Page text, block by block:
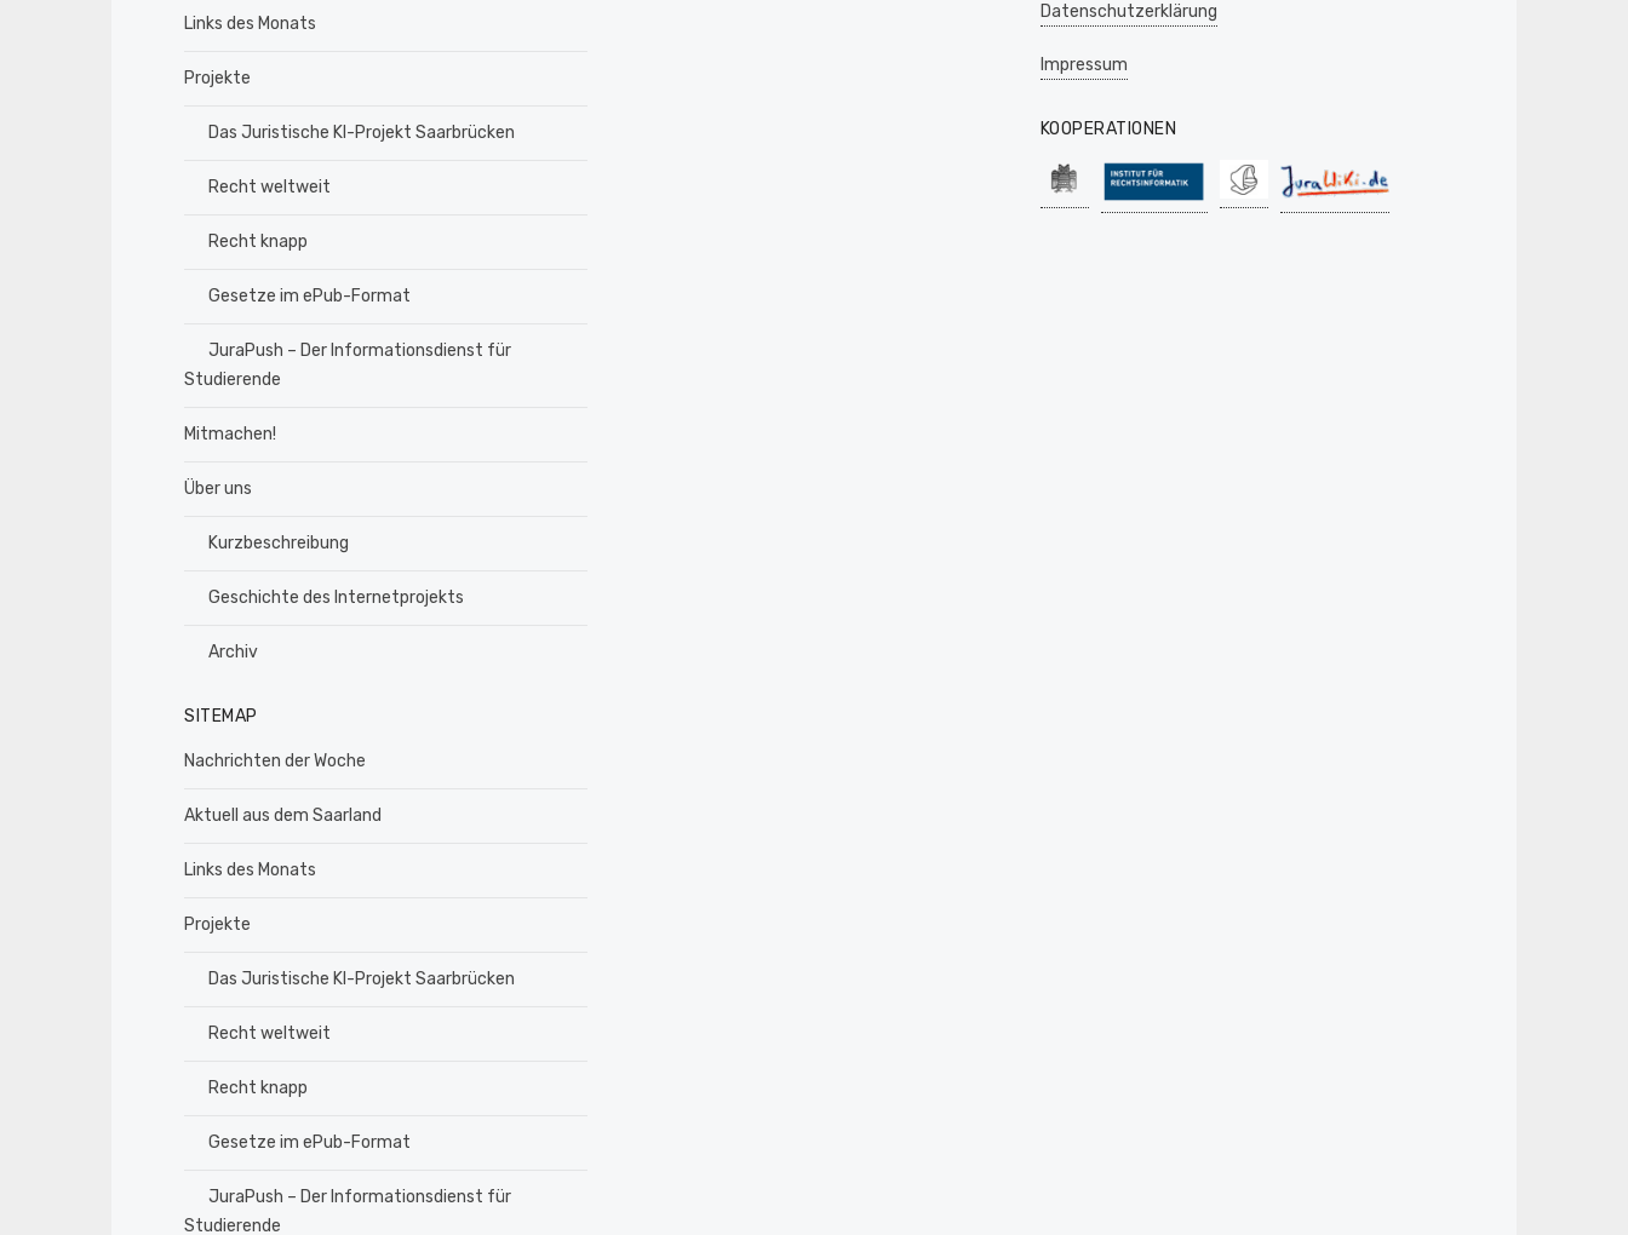
Links des Monats
Projekte
Das Juristische KI-Projekt Saarbrücken
Recht weltweit
Recht knapp
Gesetze im ePub-Format
JuraPush – Der Informationsdienst für
Studierende
Mitmachen!
Über uns
Kurzbeschreibung
Geschichte des Internetprojekts
Archiv
SITEMAP
Nachrichten der Woche
Aktuell aus dem Saarland
Links des Monats
Projekte
Das Juristische KI-Projekt Saarbrücken
Recht weltweit
Recht knapp
Gesetze im ePub-Format
JuraPush – Der Informationsdienst für
Studierende
Datenschutzerklärung
Impressum
KOOPERATIONEN